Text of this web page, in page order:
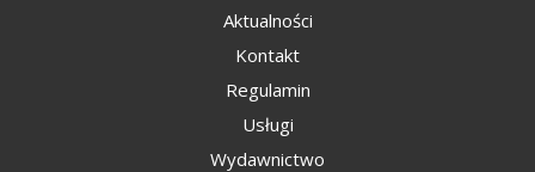
Aktualności
Kontakt
Regulamin
Usługi
Wydawnictwo